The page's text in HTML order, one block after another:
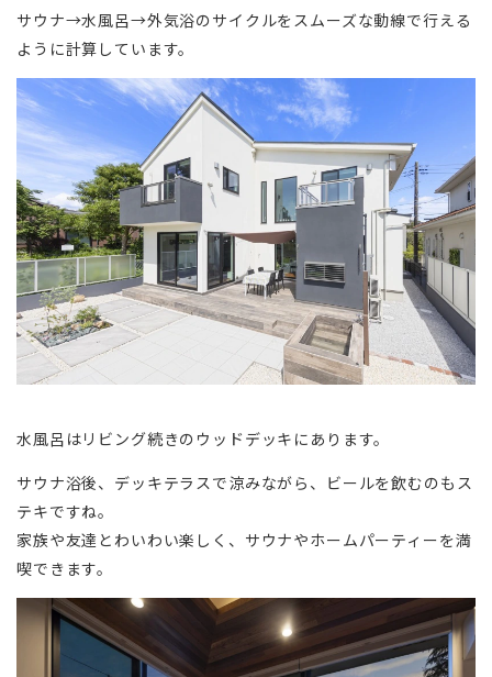
サウナ→水風呂→外気浴のサイクルをスムーズな動線で行える
ように計算しています。
水風呂はリビング続きのウッドデッキにあります。
サウナ浴後、デッキテラスで涼みながら、ビールを飲むのもス
テキですね。
家族や友達とわいわい楽しく、サウナやホームパーティーを満
喫できます。